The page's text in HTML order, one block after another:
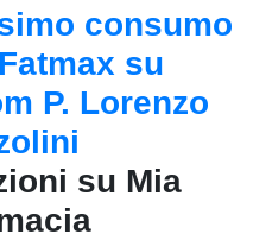
consumo
su
P. Lorenzo
su Mia